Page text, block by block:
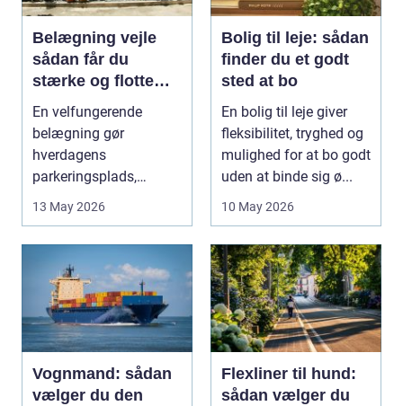
Belægning vejle
sådan får du
stærke og flotte
udendørs arealer
En velfungerende
belægning gør
hverdagens
parkeringsplads,
gårdsplads både pæn
og pra...
13 May 2026
Bolig til leje: sådan
finder du et godt
sted at bo
En bolig til leje giver
fleksibilitet, tryghed og
mulighed for at bo godt
uden at binde sig ø...
10 May 2026
Vognmand: sådan
vælger du den
Flexliner til hund:
sådan vælger du